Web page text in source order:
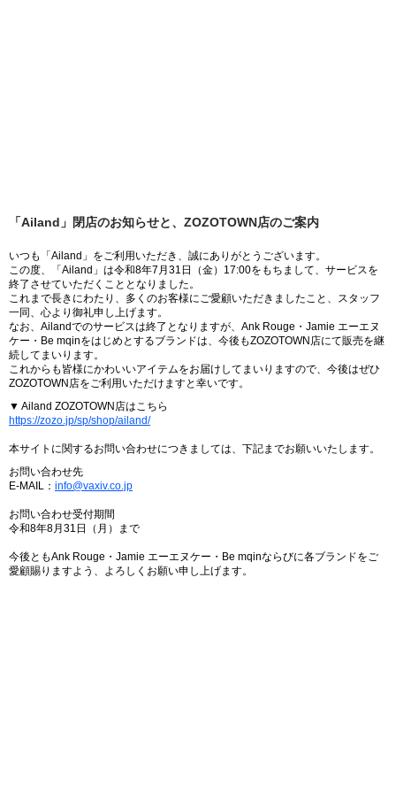
「Ailand」閉店のお知らせと、ZOZOTOWN店のご案内
いつも「Ailand」をご利用いただき、誠にありがとうございます。
この度、「Ailand」は令和8年7月31日（金）17:00をもちまして、サービスを
終了させていただくこととなりました。
これまで長きにわたり、多くのお客様にご愛顧いただきましたこと、スタッフ
一同、心より御礼申し上げます。
なお、Ailandでのサービスは終了となりますが、Ank Rouge・Jamie エーエヌ
ケー・Be mqinをはじめとするブランドは、今後もZOZOTOWN店にて販売を継
続してまいります。
これからも皆様にかわいいアイテムをお届けしてまいりますので、今後はぜひ
ZOZOTOWN店をご利用いただけますと幸いです。
▼ Ailand ZOZOTOWN店はこちら
https://zozo.jp/sp/shop/ailand/
本サイトに関するお問い合わせにつきましては、下記までお願いいたします。
お問い合わせ先
E-MAIL： info@vaxiv.co.jp
お問い合わせ受付期間
令和8年8月31日（月）まで
今後ともAnk Rouge・Jamie エーエヌケー・Be mqinならびに各ブランドをご
愛顧賜りますよう、よろしくお願い申し上げます。